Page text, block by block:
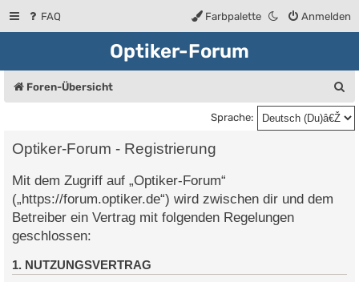
FAQ Anmelden
Farbpalette
Optiker-Forum
Foren-Übersicht
u
c
Sprache:
Optiker-Forum - Registrierung
Mit dem Zugriff auf „Optiker-Forum“
(„https://forum.optiker.de“) wird zwischen dir und dem
Betreiber ein Vertrag mit folgenden Regelungen
geschlossen:
1. NUTZUNGSVERTRAG